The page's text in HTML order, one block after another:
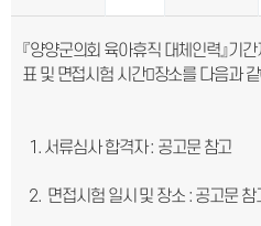
『양양군의회 육아휴직 대체인력』기
표 및 면접시험 시간장소를 다음과
1. 서류심사 합격자 : 공고문 참고
2. 면접시험 일시 및 장소 : 공고문 참